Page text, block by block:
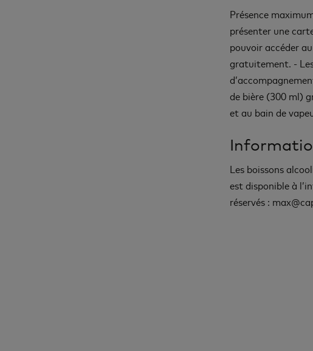
Présence
présenter une
pouvoir accéder
gratuitement. -
de bière (300 ml)
et au bain de
Les boissons
est disponible à
réservés :